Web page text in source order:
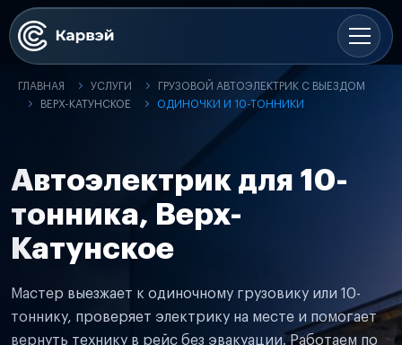
ГЛАВНАЯ УСЛУГИ
ГРУЗОВОЙ АВТОЭЛЕКТРИК С ВЫЕЗДОМ
ВЕРХ-КАТУНСКОЕ
ОДИНОЧКИ И 10-ТОННИКИ
Автоэлектрик для 10-
тонника, Верх-
Катунское
Мастер выезжает к одиночному грузовику или 10-
тоннику, проверяет электрику на месте и помогает
вернуть технику в рейс без эвакуации. Работаем по